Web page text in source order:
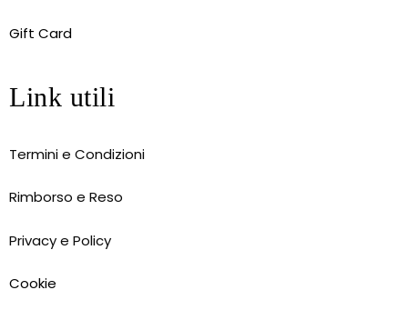
Gift Card
Link utili
Termini e Condizioni
Rimborso e Reso
Privacy e Policy
Cookie